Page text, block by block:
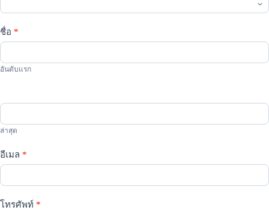
ประเภท
สอบถาม
ชื่อ *
อันดับแรก
ล่าสุด
อีเมล *
โทรศัพท์ *